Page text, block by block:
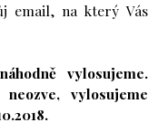
email, na který Vás
vylosujeme.
vylosujeme